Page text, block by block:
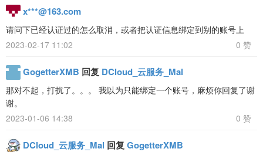
x***@163.com
请问下已经认证过的怎么取消，或者把认证信息绑定到别的账号上
2023-02-17 11:02
0 赞
GogetterXMB 回复 DCloud_云服务_Mal
那对不起，打扰了。。。 我以为只能绑定一个账号，麻烦你回复了谢
谢。
2023-01-06 14:38
0 赞
DCloud_云服务_Mal 回复 GogetterXMB